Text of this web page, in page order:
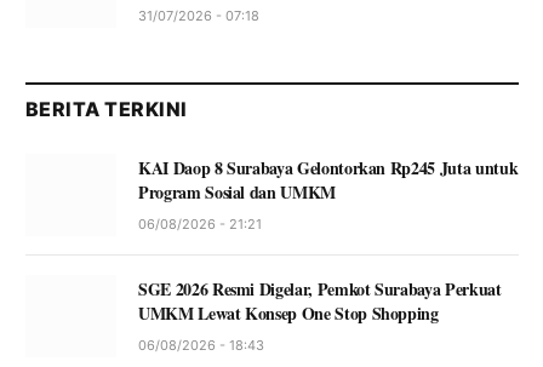
31/07/2026 - 07:18
BERITA TERKINI
KAI Daop 8 Surabaya Gelontorkan Rp245 Juta untuk
Program Sosial dan UMKM
06/08/2026 - 21:21
SGE 2026 Resmi Digelar, Pemkot Surabaya Perkuat
UMKM Lewat Konsep One Stop Shopping
06/08/2026 - 18:43